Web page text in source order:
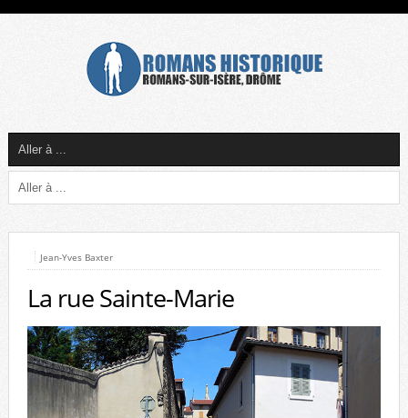
Jean-Yves Baxter
La rue Sainte-Marie